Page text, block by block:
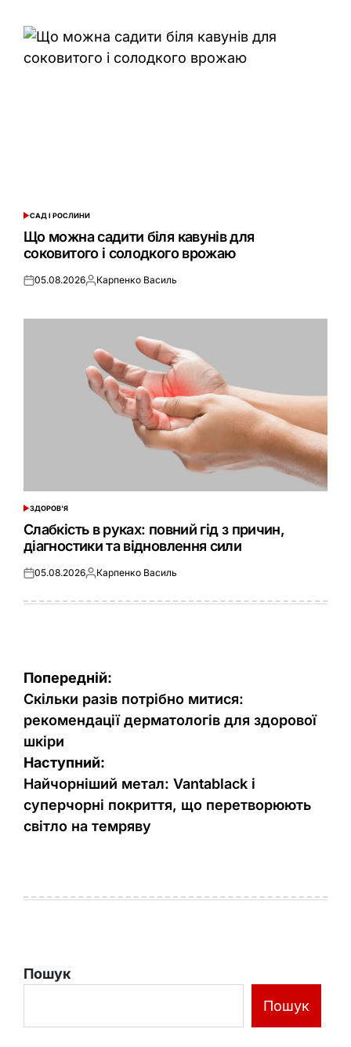
ОПУБЛІКУВАТИ
У
САД І РОСЛИНИ
Що можна садити біля кавунів для
соковитого і солодкого врожаю
Оприлюднено
05.08.2026Опубліковано
Карпенко Василь
ОПУБЛІКУВАТИ
У
ЗДОРОВ'Я
Слабкість в руках: повний гід з причин,
діагностики та відновлення сили
Оприлюднено
05.08.2026Опубліковано
Карпенко Василь
Навігація
записів
Попередній:
Скільки разів потрібно митися:
рекомендації дерматологів для здорової
шкіри
Наступний:
Найчорніший метал: Vantablack і
суперчорні покриття, що перетворюють
світло на темряву
Пошук
Пошук